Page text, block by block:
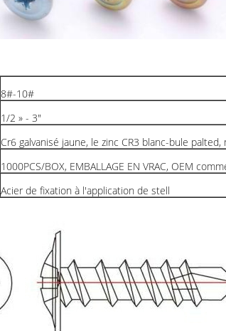
8#-10#
1/2 » - 3"
Cr6 galvanisé jaune, le zinc CR3 blanc-bule palted,
1000PCS/BOX, EMBALLAGE EN VRAC, OEM
Acier de fixation à l'application de stell